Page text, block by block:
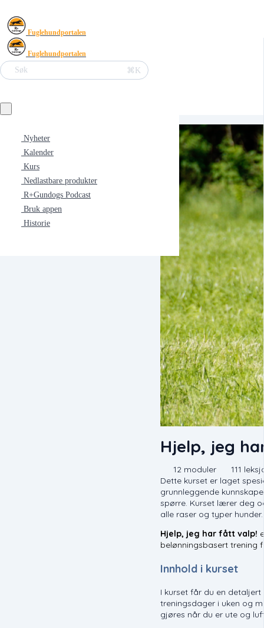
Fuglehundportalen
Fuglehundportalen
Søk ⌘K
Nyheter
Kalender
Kurs
Nedlastbare produkter
R+Gundogs Podcast
Bruk appen
Historie
Hjelp, jeg
12 moduler
111
Dette kurset er laget
grunnleggende
spørre. Kurset lærer deg
alle raser og typer hunder.
Hjelp, jeg har fått valp!
belønningsbasert trening
Innhold i kurset
I kurset får du en
treningsdager i uken og
gjøres når du er ute og